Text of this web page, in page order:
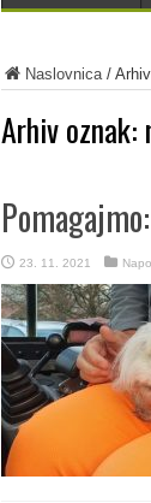
Naslovnica/
Arhiv oznak:
23. 11. 2021